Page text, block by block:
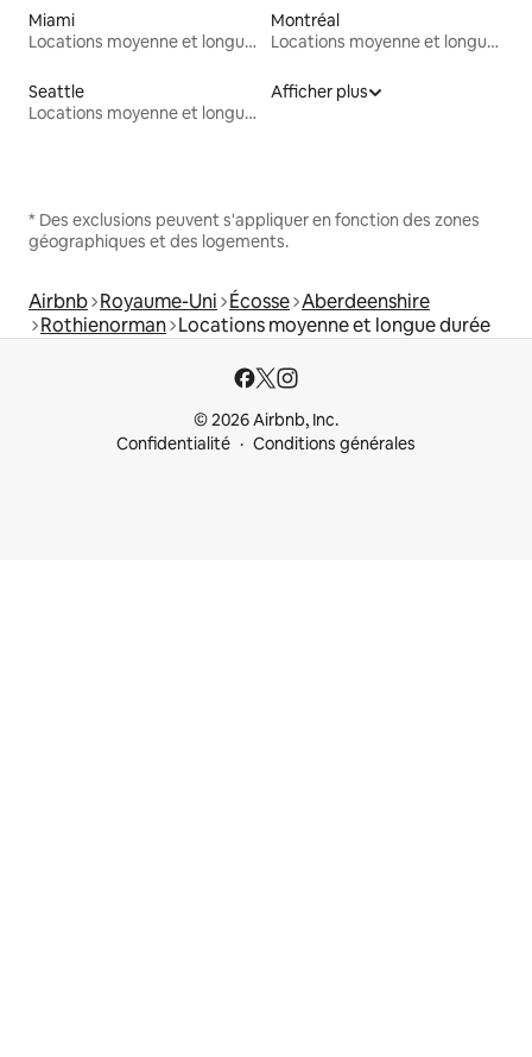
Miami
Locations moyenne et longue durée
Montréal
Locations moyenne et longue durée
Seattle
Locations moyenne et longue durée
Afficher plus
* Des exclusions peuvent s'appliquer en fonction des zones
géographiques et des logements.
Airbnb Royaume-Uni Écosse Aberdeenshire
Rothienorman Locations moyenne et longue durée
© 2026 Airbnb, Inc.
Confidentialité
Conditions générales